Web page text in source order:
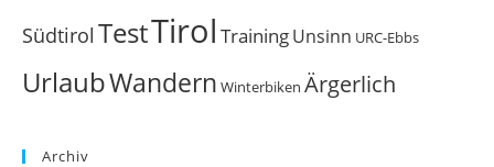
Südtirol TestTirol TrainingUnsinn URC-Ebbs
UrlaubWandern Winterbiken Ärgerlich
Archiv